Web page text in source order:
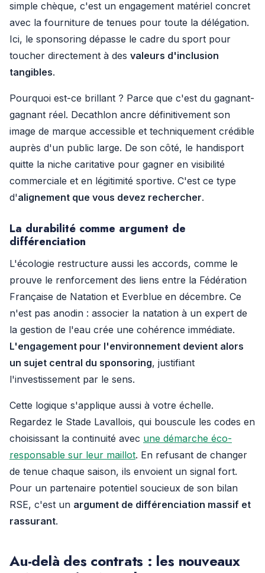
simple chèque, c'est un engagement matériel concret
avec la fourniture de tenues pour toute la délégation.
Ici, le sponsoring dépasse le cadre du sport pour
toucher directement à des valeurs d'inclusion
tangibles.
Pourquoi est-ce brillant ? Parce que c'est du gagnant-
gagnant réel. Decathlon ancre définitivement son
image de marque accessible et techniquement crédible
auprès d'un public large. De son côté, le handisport
quitte la niche caritative pour gagner en visibilité
commerciale et en légitimité sportive. C'est ce type
d'alignement que vous devez rechercher.
La durabilité comme argument de
différenciation
L'écologie restructure aussi les accords, comme le
prouve le renforcement des liens entre la Fédération
Française de Natation et Everblue en décembre. Ce
n'est pas anodin : associer la natation à un expert de
la gestion de l'eau crée une cohérence immédiate.
L'engagement pour l'environnement devient alors
un sujet central du sponsoring, justifiant
l'investissement par le sens.
Cette logique s'applique aussi à votre échelle.
Regardez le Stade Lavallois, qui bouscule les codes en
choisissant la continuité avec une démarche éco-
responsable sur leur maillot. En refusant de changer
de tenue chaque saison, ils envoient un signal fort.
Pour un partenaire potentiel soucieux de son bilan
RSE, c'est un argument de différenciation massif et
rassurant.
Au-delà des contrats : les nouveaux